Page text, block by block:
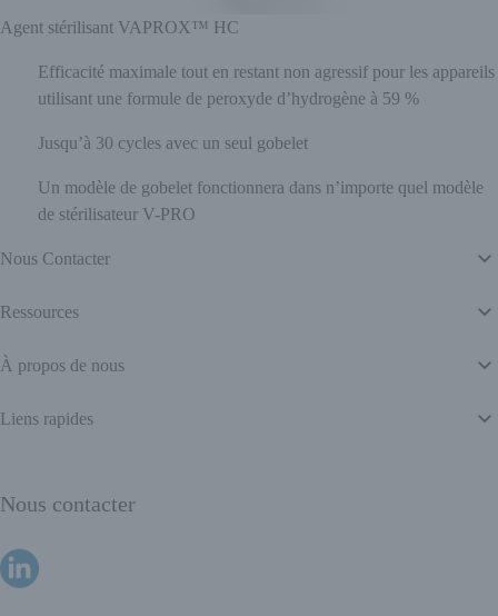
Agent stérilisant VAPROX™ HC
Efficacité maximale tout en restant non agressif pour les appareils
utilisant une formule de peroxyde d’hydrogène à 59 %
Jusqu’à 30 cycles avec un seul gobelet
Un modèle de gobelet fonctionnera dans n’importe quel modèle
de stérilisateur V-PRO
Nous Contacter
Ressources
À propos de nous
Liens rapides
Nous contacter